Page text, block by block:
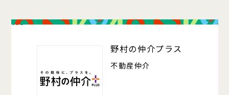
103
野村の仲介プラス
不動産仲介